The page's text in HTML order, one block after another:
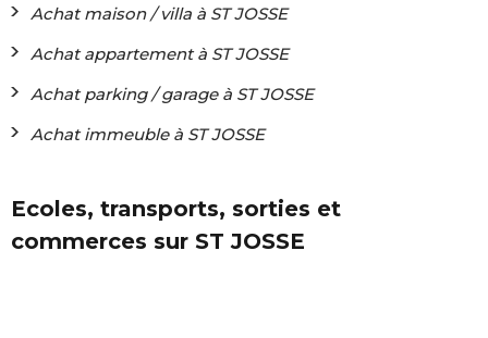
Achat maison / villa à ST JOSSE
Achat appartement à ST JOSSE
Achat parking / garage à ST JOSSE
Achat immeuble à ST JOSSE
Ecoles, transports, sorties et
commerces sur ST JOSSE